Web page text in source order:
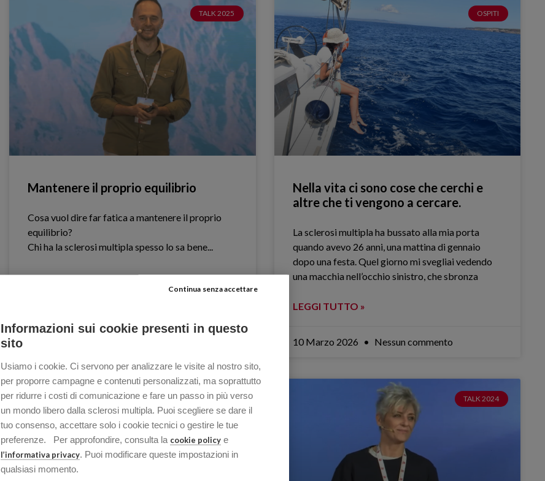
TALK 2025
Mantenere il proprio equilibrio
Cosa vuol dire far fatica a mantenere il proprio
equilibrio?
Chi ha la sclerosi multipla spesso lo sa bene.​..
OSPITI
Nella vita ci sono cose che cerchi e
altre che ti vengono a cercare.
La sclerosi multipla ha bussato alla mia porta
quando avevo 26 anni, una mattina di gennaio
dopo una festa. Quel giorno mi svegliai vedendo
una macchia nell’occhio sinistro, che sbronza
LEGGI TUTTO »
10 Marzo 2026 Nessun commento
OSPITI TALK 2024
Informazioni sui cookie presenti in questo
sito
Usiamo i cookie. Ci servono per analizzare le visite al nostro sito,
per proporre campagne e contenuti personalizzati, ma soprattutto
per ridurre i costi di comunicazione e fare un passo in più verso
un mondo libero dalla sclerosi multipla. Puoi scegliere se dare il
tuo consenso, accettare solo i cookie tecnici o gestire le tue
preferenze. Per approfondire, consulta la cookie policy e
l’informativa privacy. Puoi modificare queste impostazioni in
qualsiasi momento.
Continua senza accettare